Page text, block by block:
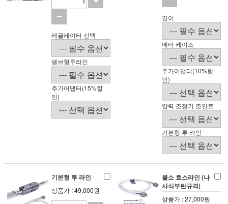
레귤레이터 선택
밸브형투라인
추가어댑터(15%할
인)
길이
에바 케이스
추가어댑터(10%할
인)
압력 조정기 조인트
기본형 투 라인
기본형 투 라인
상품가 : 49,000원
불소 호스라인 (나
사식부탄규격)
상품가 : 27,000원